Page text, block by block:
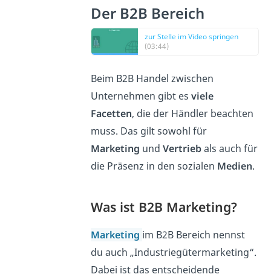
Der B2B Bereich
zur Stelle im Video springen
(03:44)
Beim B2B Handel zwischen
Unternehmen gibt es viele
Facetten, die der Händler beachten
muss. Das gilt sowohl für
Marketing und Vertriebals auch für
die Präsenz in den sozialen Medien.
Was ist B2B Marketing?
Marketing im B2B Bereich nennst
du auch „Industriegütermarketing“.
Dabei ist das entscheidende